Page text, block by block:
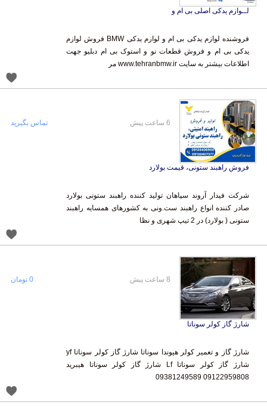
لــوازم یدکی اصلی بی ام و
فروشنده لوازم یدکی بی ام و لوازم یدکی BMW فروش لوازم
یدکی بی ام و فروش قطعات نو و استوک بی ام دبلیو جهت
اطلاعات بیشتر به سایت www.tehranbmw.ir مر
فروش راهبند ستونی، قیمت بولارد
شرکت فیدار آروند سپاهان تولید کننده راهبند ستونی بولارد
صادر کننده انواع راهبند ست.ونی به کشورهای همسایه راهبند
ستونی ( بولارد) در 2 تیپ شهری و نظا
6 ساعت پیش تماس بگیرید
شارژ گاز کولر سوناتا
شارژ گاز و تعمیر کولر هیوندا سوناتا شارژ گاز کولر سوناتا yf
شارژ گاز کولر سوناتا Lf شارژ گاز کولر سوناتا هیبرید
09122959808 09381249589
8 ساعت پیش 0 تومان